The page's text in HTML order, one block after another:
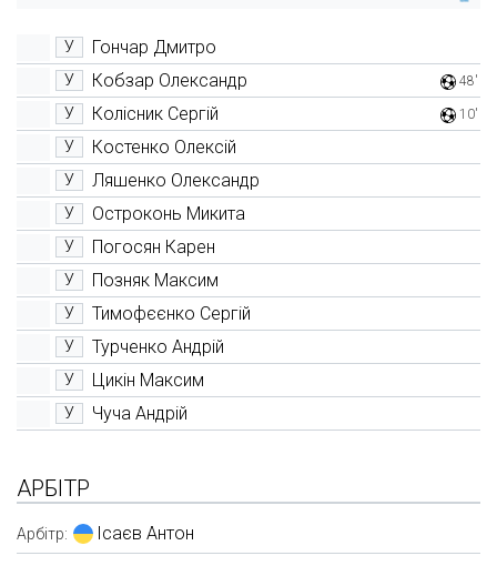
У Гончар Дмитро
У Кобзар Олександр 48'
У Колісник Сергій 10'
У Костенко Олексій
У Ляшенко Олександр
У Остроконь Микита
У Погосян Карен
У Позняк Максим
У Тимофєєнко Сергій
У Турченко Андрій
У Цикін Максим
У Чуча Андрій
АРБІТР
Арбітр: Ісаєв Антон